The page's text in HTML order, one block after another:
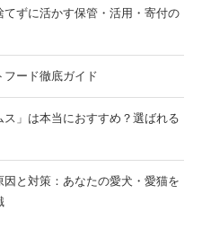
ずに活かす保管・活用・寄付の
フード徹底ガイド
ス」は本当におすすめ？選ばれる
と対策：あなたの愛犬・愛猫を